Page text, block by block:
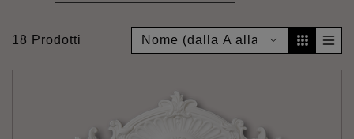
18 Prodotti